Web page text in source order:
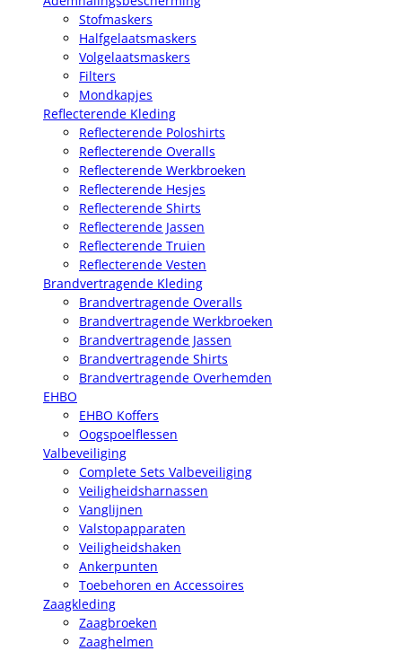
Stofmaskers
Halfgelaatsmaskers
Volgelaatsmaskers
Filters
Mondkapjes
Reflecterende Kleding
Reflecterende Poloshirts
Reflecterende Overalls
Reflecterende Werkbroeken
Reflecterende Hesjes
Reflecterende Shirts
Reflecterende Jassen
Reflecterende Truien
Reflecterende Vesten
Brandvertragende Kleding
Brandvertragende Overalls
Brandvertragende Werkbroeken
Brandvertragende Jassen
Brandvertragende Shirts
Brandvertragende Overhemden
EHBO
EHBO Koffers
Oogspoelflessen
Valbeveiliging
Complete Sets Valbeveiliging
Veiligheidsharnassen
Vanglijnen
Valstopapparaten
Veiligheidshaken
Ankerpunten
Toebehoren en Accessoires
Zaagkleding
Zaagbroeken
Zaaghelmen